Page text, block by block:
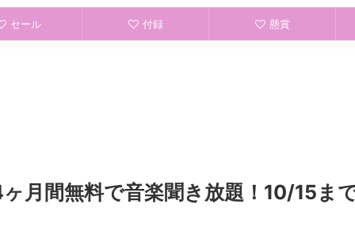
セール 付録 懸賞
月間無料で音楽聞き放題！10/15ま